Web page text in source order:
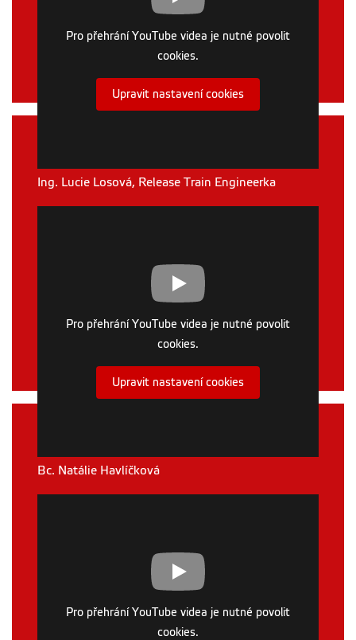
Pro přehrání YouTube videa je nutné povolit
cookies.
Upravit nastavení cookies
Ing. Lucie Losová, Release Train Engineerka
Pro přehrání YouTube videa je nutné povolit
cookies.
Upravit nastavení cookies
Bc. Natálie Havlíčková
Pro přehrání YouTube videa je nutné povolit
cookies.